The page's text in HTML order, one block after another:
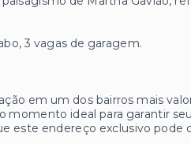
3 vagas de garagem.
em um dos bairros mais
momento ideal para garantir
este endereço exclusivo pode